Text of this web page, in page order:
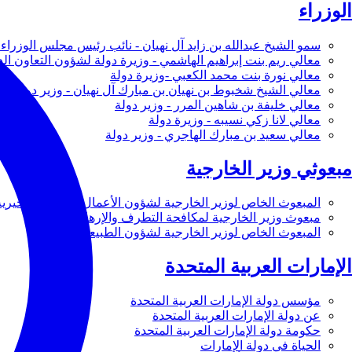
الوزراء
سمو الشيخ عبدالله بن زايد آل نهيان - نائب رئيس مجلس الوزراء
معالي ريم بنت إبراهيم الهاشمي - وزيرة دولة لشؤون التعاون
معالي نورة بنت محمد الكعبي -وزيرة دولة
معالي الشيخ شخبوط بن نهيان بن مبارك آل نهيان - وزير دولة
معالي خليفة بن شاهين المرر - وزير دولة
معالي لانا زكي نسيبه - وزيرة دولة
معالي سعيد بن مبارك الهاجري - وزير دولة
مبعوثي وزير الخارجية
المبعوث الخاص لوزير الخارجية لشؤون الأعمال والأعمال
مبعوث وزير الخارجية لمكافحة التطرف والإرهاب
المبعوث الخاص لوزير الخارجية لشؤون الطبيعة
الإمارات العربية المتحدة
مؤسس دولة الإمارات العربية المتحدة
عن دولة الإمارات العربية المتحدة
حكومة دولة الإمارات العربية المتحدة
الحياة في دولة الإمارات